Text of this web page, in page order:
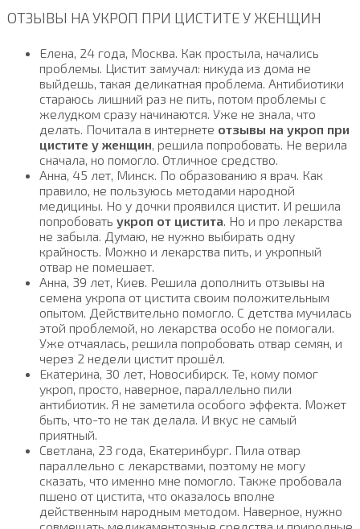
ОТЗЫВЫ НА УКРОП ПРИ ЦИСТИТЕ У ЖЕНЩИН
Елена, 24 года, Москва. Как простыла, начались
проблемы. Цистит замучал: никуда из дома не
выйдешь, такая деликатная проблема. Антибиотики
стараюсь лишний раз не пить, потом проблемы с
желудком сразу начинаются. Уже не знала, что
делать. Почитала в интернете отзывы на укроп при
цистите у женщин, решила попробовать. Не верила
сначала, но помогло. Отличное средство.
Анна, 45 лет, Минск. По образованию я врач. Как
правило, не пользуюсь методами народной
медицины. Но у дочки проявился цистит. И решила
попробовать укроп от цистита. Но и про лекарства
не забыла. Думаю, не нужно выбирать одну
крайность. Можно и лекарства пить, и укропный
отвар не помешает.
Анна, 39 лет, Киев. Решила дополнить отзывы на
семена укропа от цистита своим положительным
опытом. Действительно помогло. С детства мучилась
этой проблемой, но лекарства особо не помогали.
Уже отчаялась, решила попробовать отвар семян, и
через 2 недели цистит прошёл.
Екатерина, 30 лет, Новосибирск. Те, кому помог
укроп, просто, наверное, параллельно пили
антибиотик. Я не заметила особого эффекта. Может
быть, что-то не так делала. И вкус не самый
приятный.
Светлана, 23 года, Екатеринбург. Пила отвар
параллельно с лекарствами, поэтому не могу
сказать, что именно мне помогло. Также пробовала
пшено от цистита, что оказалось вполне
действенным народным методом. Наверное, нужно